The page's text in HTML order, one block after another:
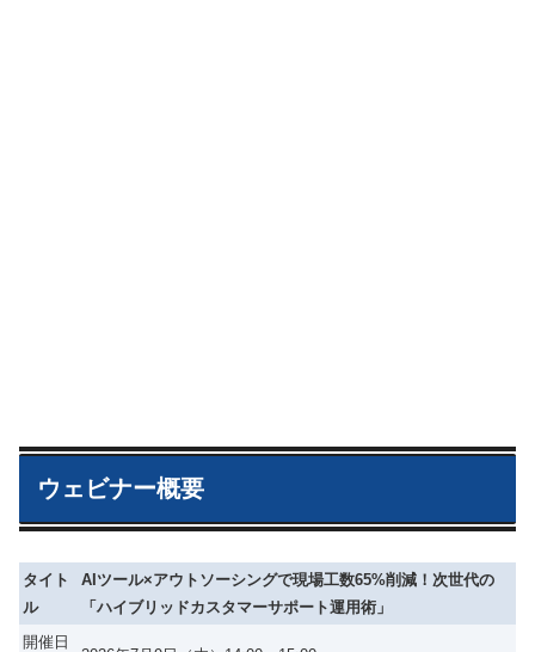
ウェビナー概要
タイト
ル
AIツール×アウトソーシングで現場工数65%削減！次世代の
「ハイブリッドカスタマーサポート運用術」
開催日